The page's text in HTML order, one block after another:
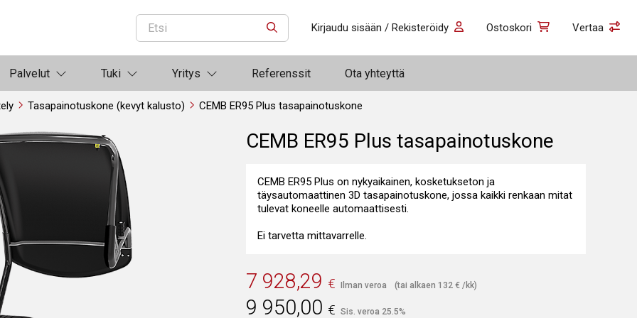
ETSI Kirjaudu sisään / Rekisteröidy Ostoskori Vertaa
Palvelut Tuki Yritys Referenssit Ota yhteyttä
Tasapainotuskone (kevyt kalusto) CEMB ER95 Plus tasapainotuskone
CEMB ER95 Plus tasapainotuskone
CEMB ER95 Plus on nykyaikainen, kosketukseton ja
täysautomaattinen 3D tasapainotuskone, jossa kaikki renkaan mitat
tulevat koneelle automaattisesti.
Ei tarvetta mittavarrelle.
7 928,29 € Ilman veroa (tai alkaen 132 € /kk)
9 950,00 € Sis. veroa 25.5%